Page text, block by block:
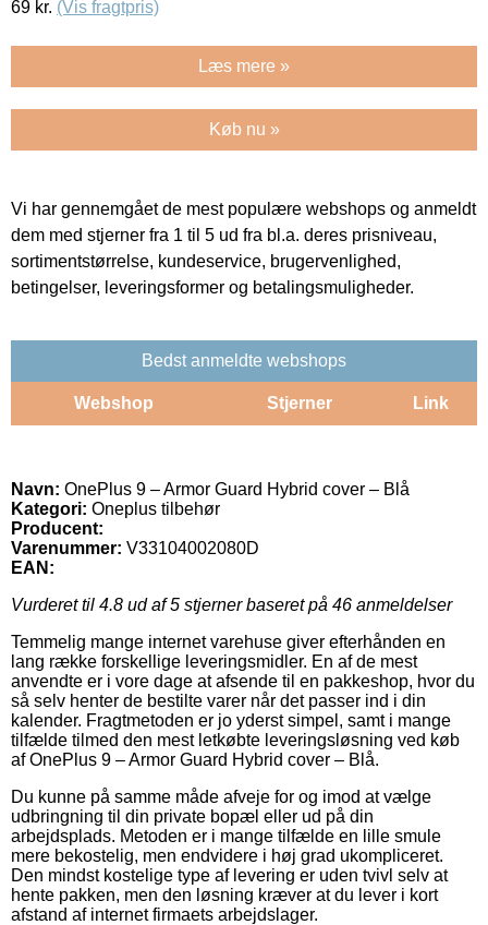
69 kr. (Vis fragtpris)
Læs mere »
Køb nu »
Vi har gennemgået de mest populære webshops og anmeldt
dem med stjerner fra 1 til 5 ud fra bl.a. deres prisniveau,
sortimentstørrelse, kundeservice, brugervenlighed,
betingelser, leveringsformer og betalingsmuligheder.
Bedst anmeldte webshops
Webshop Stjerner Link
Navn: OnePlus 9 – Armor Guard Hybrid cover – Blå
Kategori: Oneplus tilbehør
Producent:
Varenummer: V33104002080D
EAN:
Vurderet til 4.8 ud af 5 stjerner baseret på 46 anmeldelser
Temmelig mange internet varehuse giver efterhånden en
lang række forskellige leveringsmidler. En af de mest
anvendte er i vore dage at afsende til en pakkeshop, hvor du
så selv henter de bestilte varer når det passer ind i din
kalender. Fragtmetoden er jo yderst simpel, samt i mange
tilfælde tilmed den mest letkøbte leveringsløsning ved køb
af OnePlus 9 – Armor Guard Hybrid cover – Blå.
Du kunne på samme måde afveje for og imod at vælge
udbringning til din private bopæl eller ud på din
arbejdsplads. Metoden er i mange tilfælde en lille smule
mere bekostelig, men endvidere i høj grad ukompliceret.
Den mindst kostelige type af levering er uden tvivl selv at
hente pakken, men den løsning kræver at du lever i kort
afstand af internet firmaets arbejdslager.